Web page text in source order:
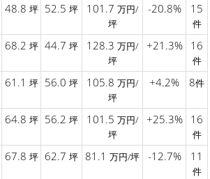
48.8 坪 52.5 坪 101.7 万円/
坪
-20.8% 15
件
68.2 坪 44.7 坪 128.3 万円/
坪
+21.3% 16
件
61.1 坪 56.0 坪 105.8 万円/
坪
+4.2% 8件
64.8 坪 56.2 坪 101.5 万円/
坪
+25.3% 16
件
67.8 坪 62.7 坪 81.1 万円/坪 -12.7% 11
件